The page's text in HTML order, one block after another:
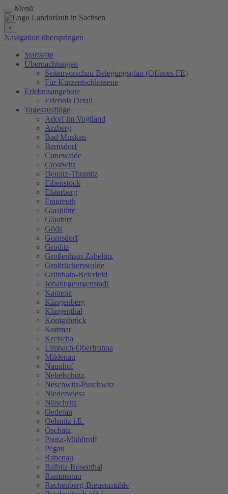
Menü
×
Navigation überspringen
Startseite
Übernachtungen
Seitenvorschau Belegungsplan (Offenes FE)
Für Kurzentschlossene
Erlebnisangebote
Erlebnis Detail
Tagesausflüge
Adorf im Vogtland
Arzberg
Bad Muskau
Bernsdorf
Cunewalde
Crostwitz
Demitz-Thumitz
Eibenstock
Elsterberg
Fraureuth
Glashütte
Glaubitz
Göda
Gornsdorf
Gröditz
Großenhain Zabeltitz
Großrückerswalde
Grünhain-Beierfeld
Johanngeorgenstadt
Kamenz
Klingenberg
Klingenthal
Königsbrück
Kottmar
Kreischa
Limbach-Oberfrohna
Mildenau
Naunhof
Nebelschütz
Neschwitz-Puschwitz
Niederwiesa
Nünchritz
Oederan
Oelsnitz i.E.
Oschatz
Pausa-Mühltroff
Pegau
Rabenau
Ralbitz-Rosenthal
Rammenau
Rechenberg-Bienenmühle